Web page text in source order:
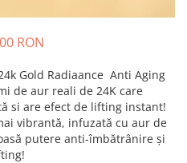
RON
Gold Radiaance Anti Aging
de aur reali de 24K care
si are efect de lifting instant!
vibrantă, infuzată cu aur de
putere anti-îmbătrânire și